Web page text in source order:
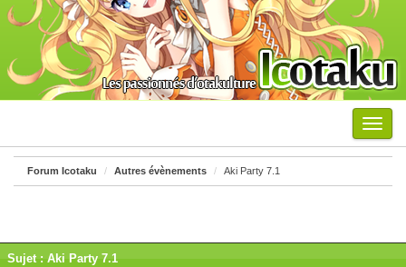
Menu
Forum Icotaku Autres évènements Aki Party 7.1
Sujet : Aki Party 7.1